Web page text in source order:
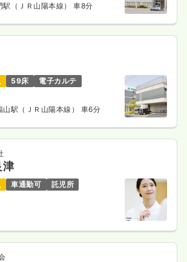
駅（ＪＲ山陽本線） 車8分
59床
電子カルテ
山駅（ＪＲ山陽本線） 車6分
津
車通勤可
託児所
会